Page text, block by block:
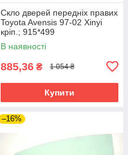
Скло дверей передніх правих
Toyota Avensis 97-02 Xinyi
кріп.; 915*499
В наявності
885,36 ₴ 1 054 ₴
Купити
–16%